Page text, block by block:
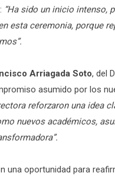
“Ha sido un inicio intenso,
esta ceremonia, porque
Arriagada Soto, del
asumido por los
reforzaron una idea
nuevos académicos,
una oportunidad para